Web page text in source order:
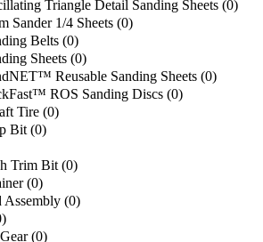
(0)
Triangle Detail Sanding Sheets (0)
Sander 1/4 Sheets (0)
Belts (0)
Sheets (0)
Reusable Sanding Sheets (0)
ROS Sanding Discs (0)
Tire (0)
Bit (0)
Trim Bit (0)
(0)
Assembly (0)
(0)